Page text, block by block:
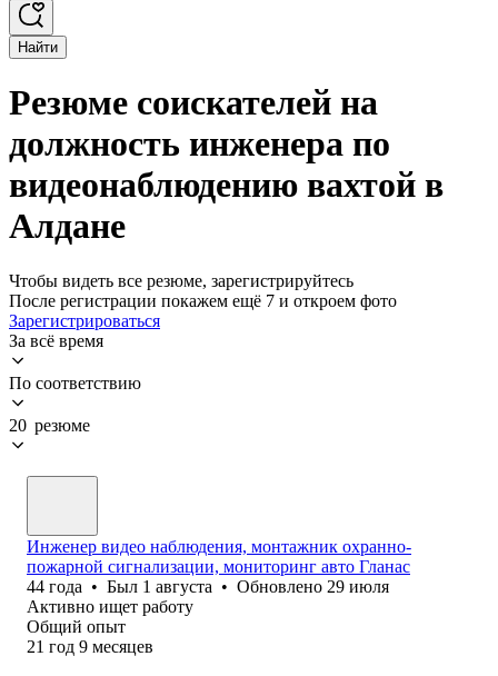
Найти
Резюме соискателей на
должность инженера по
видеонаблюдению вахтой в
Алдане
Чтобы видеть все резюме, зарегистрируйтесь
После регистрации покажем ещё 7 и откроем фото
Зарегистрироваться
За всё время
По соответствию
20 резюме
Инженер видео наблюдения, монтажник охранно-
пожарной сигнализации, мониторинг авто Гланас
44 года • Был 1 августа • Обновлено 29 июля
Активно ищет работу
Общий опыт
21 год 9 месяцев